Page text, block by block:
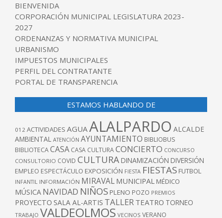
BIENVENIDA
CORPORACIÓN MUNICIPAL LEGISLATURA 2023-
2027
ORDENANZAS Y NORMATIVA MUNICIPAL
URBANISMO
IMPUESTOS MUNICIPALES
PERFIL DEL CONTRATANTE
PORTAL DE TRANSPARENCIA
ESTAMOS HABLANDO DE
012 ACTIVIDADES AGUAALALPARDO ALCALDE
AMBIENTAL ATENCIÓN AYUNTAMIENTO BIBLIOBUS
BIBLIOTECACASA CASA CULTURACONCIERTO CONCURSO
CONSULTORIO COVID CULTURA DINAMIZACIÓN DIVERSIÓN
EMPLEO ESPECTÁCULO EXPOSICIÓN FIESTA FIESTAS FUTBOL
INFANTIL INFORMACIÓN MIRAVAL MUNICIPAL MÉDICO
MÚSICA NAVIDAD NIÑOS PLENO POZO PREMIOS
PROYECTO SALA AL-ARTIS TALLER TEATRO TORNEO
TRABAJO VALDEOLMOS VECINOS VERANO